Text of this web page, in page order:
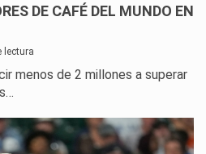
DE CAFÉ DEL MUNDO EN
lectura
menos de 2 millones a superar